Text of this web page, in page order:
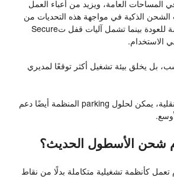
العامة، ويزيد من أعباء العمل
الذكية في مواجهة هذه التحديات من
خلال إنشاء مواقع مخصصة للعودة بينما تشمل آليات قفل تSecure
الاستخدام.
بل يخلق بيئة تشغيل أكثر توقعًا لمديري
بالنسبة للمدن والهيئات النقلية، يمكن لحلول parking المنظمة أيضًا دعم
شحن الأسطول الحديث؟
كأنظمة تشغيلية متكاملة بدلًا من نقاط